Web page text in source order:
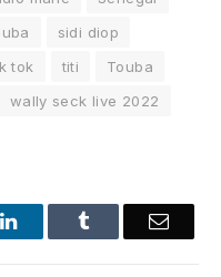
sidi diop
tok titi
Touba
wally seck live 2022
LinkedInTumblr Email